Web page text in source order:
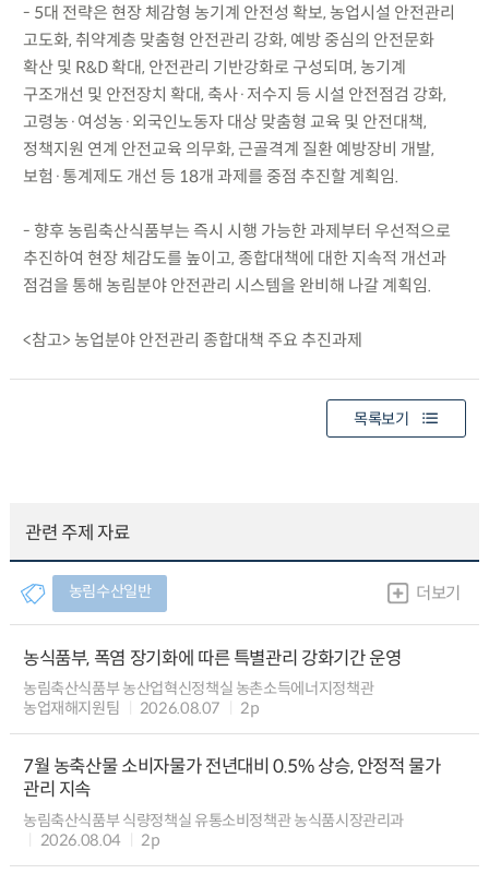
- 5대 전략은 현장 체감형 농기계 안전성 확보, 농업시설 안전관리
고도화, 취약계층 맞춤형 안전관리 강화, 예방 중심의 안전문화
확산 및 R&D 확대, 안전관리 기반강화로 구성되며, 농기계
구조개선 및 안전장치 확대, 축사·저수지 등 시설 안전점검 강화,
고령농·여성농·외국인노동자 대상 맞춤형 교육 및 안전대책,
정책지원 연계 안전교육 의무화, 근골격계 질환 예방장비 개발,
보험·통계제도 개선 등 18개 과제를 중점 추진할 계획임.
- 향후 농림축산식품부는 즉시 시행 가능한 과제부터 우선적으로
추진하여 현장 체감도를 높이고, 종합대책에 대한 지속적 개선과
점검을 통해 농림분야 안전관리 시스템을 완비해 나갈 계획임.
<참고> 농업분야 안전관리 종합대책 주요 추진과제
목록보기
관련 주제 자료
농림수산일반 더보기
농식품부, 폭염 장기화에 따른 특별관리 강화기간 운영
농림축산식품부 농산업혁신정책실 농촌소득에너지정책관
농업재해지원팀
2026.08.07 2p
7월 농축산물 소비자물가 전년대비 0.5% 상승, 안정적 물가
관리 지속
농림축산식품부 식량정책실 유통소비정책관 농식품시장관리과
2026.08.04
2p